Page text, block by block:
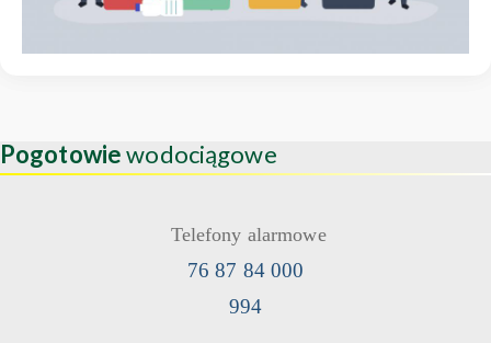
Pogotowiewodociągowe
Telefony alarmowe
76 87 84 000
994